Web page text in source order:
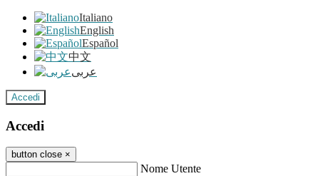
Italiano
English
Español
中文
عربى
Accedi
Accedi
button close ×
Nome Utente